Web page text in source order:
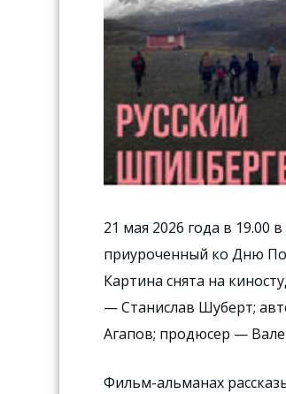
21 мая 2026 года в 19.00
приуроченный ко Дню
Картина снята на
— Станислав Шуберт;
Агапов; продюсер —
Фильм-альманах